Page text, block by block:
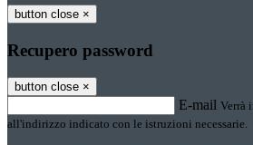
button close ×
Recupero password
button close ×
E-mail Verrà
all'indirizzo indicato con le istruzioni necessarie.